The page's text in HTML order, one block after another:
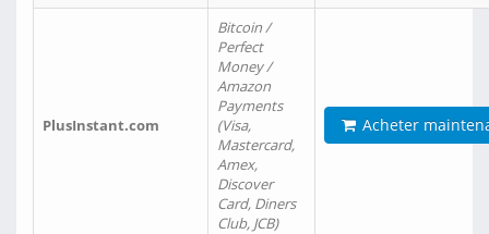
PlusInstant.com
Bitcoin /
Perfect
Money /
Amazon
Payments
(Visa,
Mastercard,
Amex,
Discover
Card, Diners
Club, JCB)
Acheter